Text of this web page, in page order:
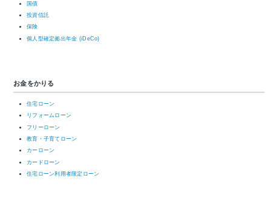
国債
投資信託
保険
個人型確定拠出年金 (iDeCo)
お金をかりる
住宅ローン
リフォームローン
フリーローン
教育・子育てローン
カーローン
カードローン
住宅ローン利用者限定ローン